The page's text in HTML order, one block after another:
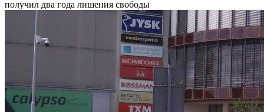
получил два года лишения свободы